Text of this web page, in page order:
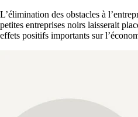
L’élimination des obstacles à
petites entreprises noirs laisserait
effets positifs importants sur